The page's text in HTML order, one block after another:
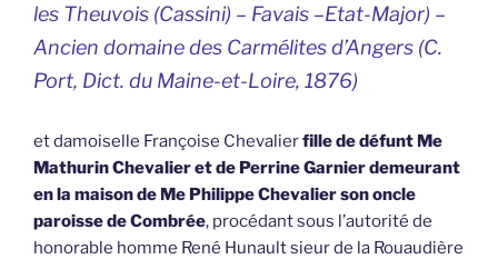
les Theuvois (Cassini) – Favais –Etat-Major) –
Ancien domaine des Carmélites d’Angers (C.
Port, Dict. du Maine-et-Loire, 1876)
et damoiselle Françoise Chevalierfille de défunt Me
Mathurin Chevalier et de Perrine Garnier demeurant
en la maison de Me Philippe Chevalier son oncle
paroisse de Combrée, procédant sous l’autorité de
honorable homme René Hunault sieur de la Rouaudière